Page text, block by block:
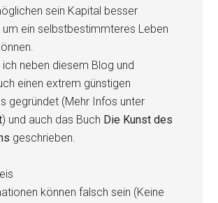
sein Kapital besser
um ein selbstbestimmteres Leben
ich neben diesem Blog und
einen extrem günstigen
gegründet (Mehr Infos unter
) und auch das Buch Die Kunst des
geschrieben.
können falsch sein (Keine